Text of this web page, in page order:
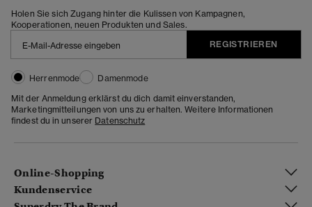
Holen Sie sich Zugang hinter die Kulissen von Kampagnen,
Kooperationen, neuen Produkten und Sales.
REGISTRIEREN
Herrenmode
Damenmode
Mit der Anmeldung erklärst du dich damit einverstanden,
Marketingmitteilungen von uns zu erhalten. Weitere Informationen
findest du in unserer Datenschutz
Online-Shopping
Kundenservice